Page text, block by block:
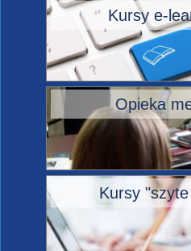
Kursy e-
Opieka
Kursy